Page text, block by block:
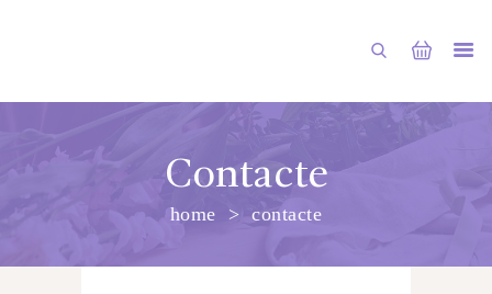
Contacte
home contacte
PRINCIPALA
DESPRE NOI